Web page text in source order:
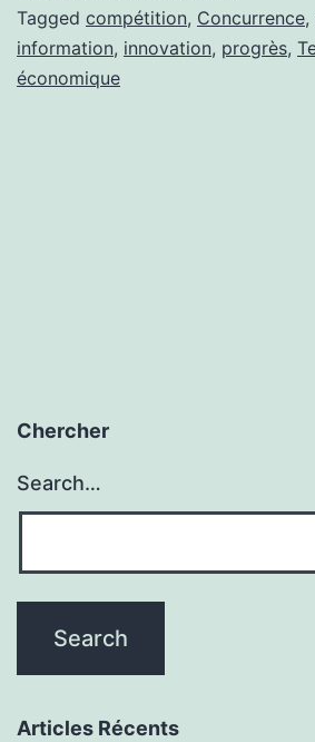
des
hommes,
de
Tagged compétition, Concurrence,
information, innovation, progrès,
économique
Chercher
Search…
Articles Récents